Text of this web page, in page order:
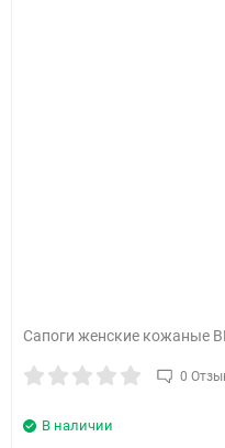
Сапоги женские кожаные
0
В наличии